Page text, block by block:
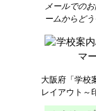
メールでの
ームからどう
大阪府 「 学校
レイアウト ～